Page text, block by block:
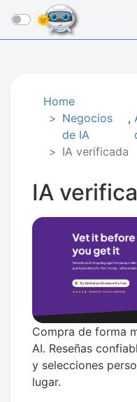
☰
Home
Negocios
de IA​
,
IA verificada
IA
Compra de forma
AI. Reseñas
y selecciones
lugar.